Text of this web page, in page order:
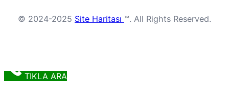
© 2024-2025 Site Haritası ™. All Rights Reserved.
TIKLA ARA